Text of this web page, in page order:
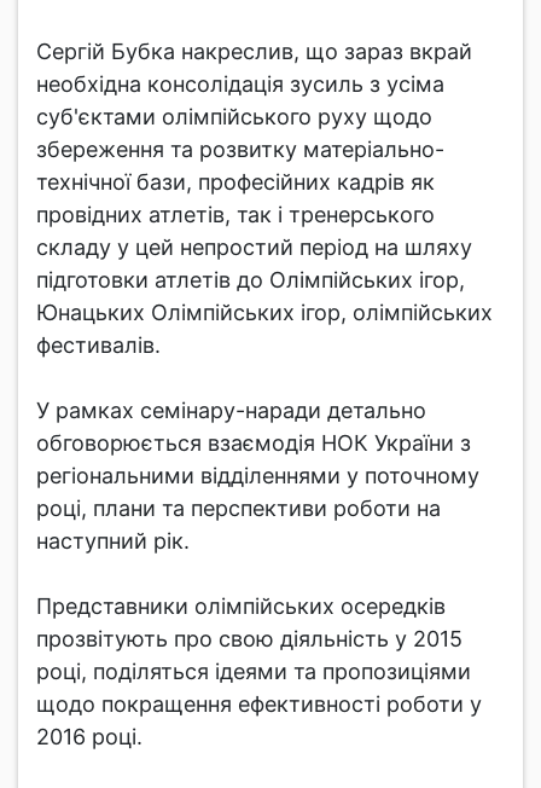
Сергій Бубка накреслив, що зараз вкрай
необхідна консолідація зусиль з усіма
суб'єктами олімпійського руху щодо
збереження та розвитку матеріально-
технічної бази, професійних кадрів як
провідних атлетів, так і тренерського
складу у цей непростий період на шляху
підготовки атлетів до Олімпійських ігор,
Юнацьких Олімпійських ігор, олімпійських
фестивалів.
У рамках семінару-наради детально
обговорюється взаємодія НОК України з
регіональними відділеннями у поточному
році, плани та перспективи роботи на
наступний рік.
Представники олімпійських осередків
прозвітують про свою діяльність у 2015
році, поділяться ідеями та пропозиціями
щодо покращення ефективності роботи у
2016 році.